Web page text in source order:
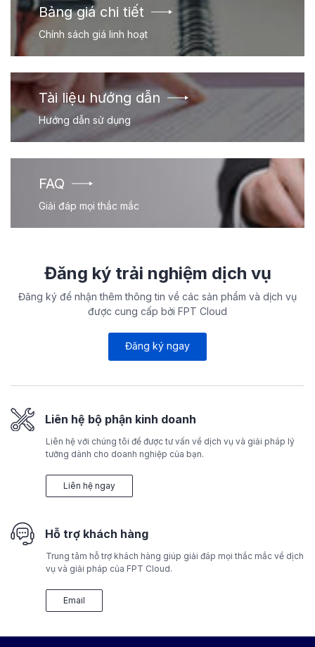
Bảng giá chi tiết
Chính sách giá linh hoạt
Tài liệu hướng dẫn
Hướng dẫn sử dụng
FAQ
Giải đáp mọi thắc mắc
Đăng ký trải nghiệm dịch vụ
Đăng ký để nhận thêm thông tin về các sản phẩm và dịch vụ
được cung cấp bởi FPT Cloud
Đăng ký ngay
Liên hệ bộ phận kinh doanh
Liên hệ với chúng tôi để được tư vấn về dịch vụ và giải pháp lý
tưởng dành cho doanh nghiệp của bạn.
Liên hệ ngay
Hỗ trợ khách hàng
Trung tâm hỗ trợ khách hàng giúp giải đáp mọi thắc mắc về dịch
vụ và giải pháp của FPT Cloud.
Email